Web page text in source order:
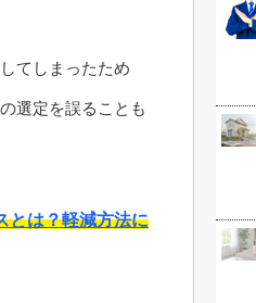
てしまったため
選定を誤ることも
とは？軽減方法に